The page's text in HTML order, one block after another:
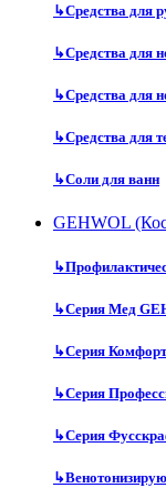
↳Средства для
↳Средства для
↳Средства для
↳Средства для
↳Соли для ванн
GEHWOL
↳
↳Серия Мед
↳Серия
↳Серия
↳Серия
↳